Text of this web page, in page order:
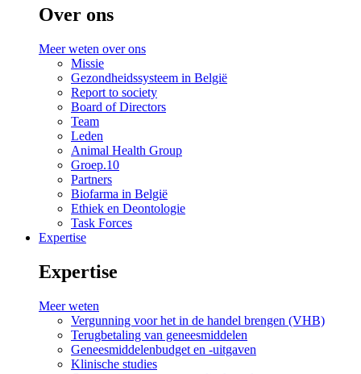
Over ons
Meer weten over ons
Missie
Gezondheidssysteem in België
Report to society
Board of Directors
Team
Leden
Animal Health Group
Groep.10
Partners
Biofarma in België
Ethiek en Deontologie
Task Forces
Expertise
Expertise
Meer weten
Vergunning voor het in de handel brengen (VHB)
Terugbetaling van geneesmiddelen
Geneesmiddelenbudget en -uitgaven
Klinische studies